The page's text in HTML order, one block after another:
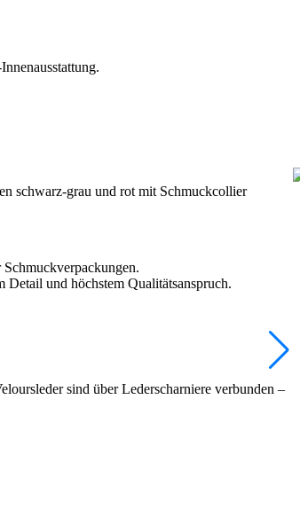
und höchstem Qualitätsanspruch.
sind über Lederscharniere verbunden –